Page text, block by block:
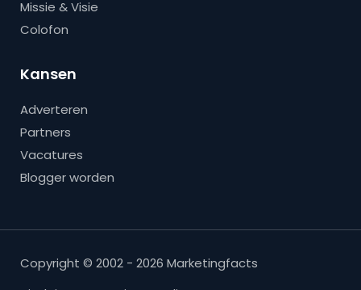
Missie & Visie
Colofon
Kansen
Adverteren
Partners
Vacatures
Blogger worden
Copyright © 2002 - 2026 Marketingfacts